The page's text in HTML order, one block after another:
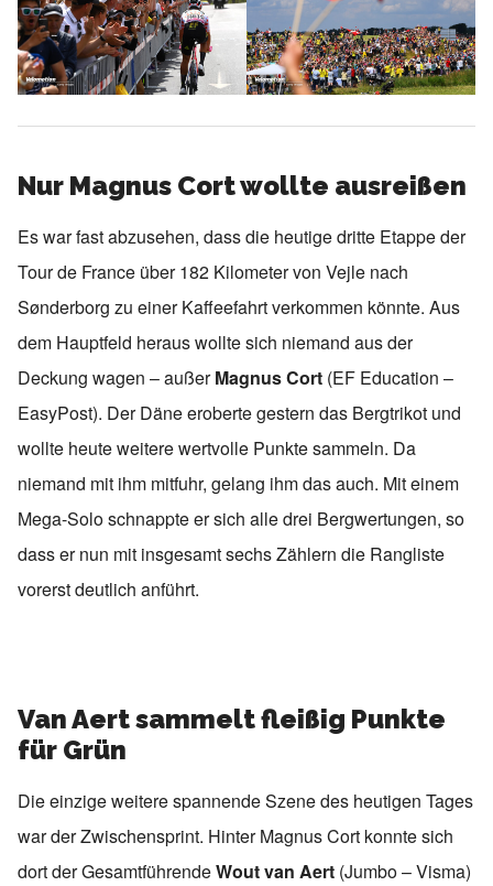
Nur Magnus Cort wollte ausreißen
Es war fast abzusehen, dass die heutige dritte Etappe der
Tour de France über 182 Kilometer von Vejle nach
Sønderborg zu einer Kaffeefahrt verkommen könnte. Aus
dem Hauptfeld heraus wollte sich niemand aus der
Deckung wagen – außerMagnus Cort (EF Education –
EasyPost). Der Däne eroberte gestern das Bergtrikot und
wollte heute weitere wertvolle Punkte sammeln. Da
niemand mit ihm mitfuhr, gelang ihm das auch. Mit einem
Mega-Solo schnappte er sich alle drei Bergwertungen, so
dass er nun mit insgesamt sechs Zählern die Rangliste
vorerst deutlich anführt.
Van Aert sammelt fleißig Punkte
für Grün
Die einzige weitere spannende Szene des heutigen Tages
war der Zwischensprint. Hinter Magnus Cort konnte sich
dort der GesamtführendeWout van Aert (Jumbo – Visma)